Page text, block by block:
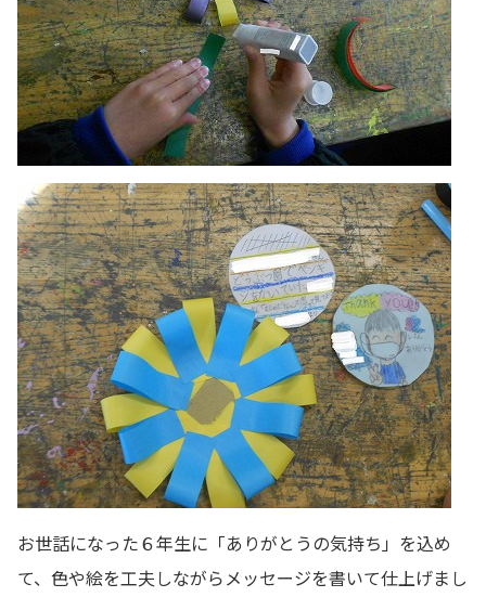
お世話になった６年生に「ありがとうの気持ち」を込め
て、色や絵を工夫しながらメッセージを書いて仕上げまし